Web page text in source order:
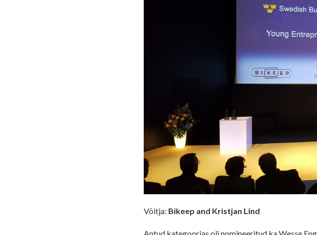
Võitja: Bikeep and Kristjan Lind
Antud kategoorias oli nomineeritud ka Wesse